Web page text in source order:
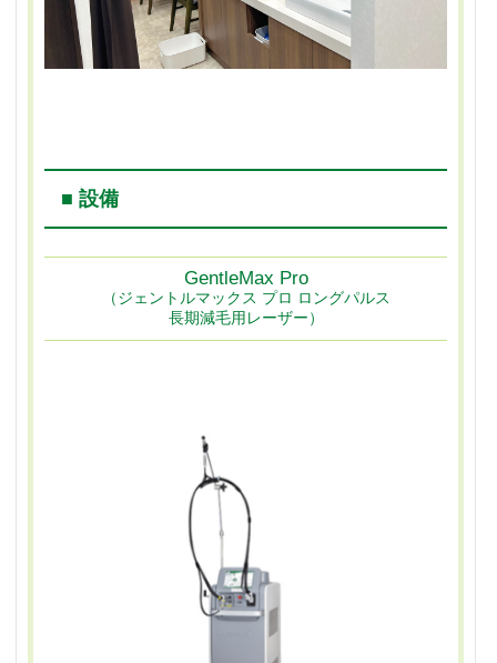
■ 設備
GentleMax Pro
（ジェントルマックス プロ ロングパルス
長期減毛用レーザー）